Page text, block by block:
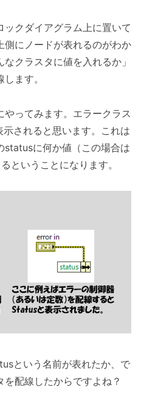
ックダイアグラム上に置いて
にノードが表れるのがわか
クラスタに値を入れるか」
ます。
ってみます。エラークラス
されると思います。これは
statusに何か値（この場合は
ということになります。
という名前が表れたか、で
配線したからですよね？